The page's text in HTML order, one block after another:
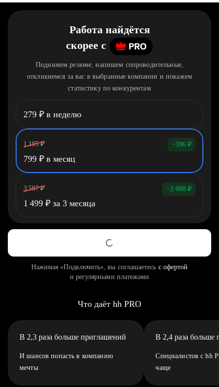
Работа найдётся
скорее c
Поднимем резюме, напишем сопроводительные,
откликнемся за вас в выбранные компании и покажем
статистику по конкурентам
279 ₽ в неделю
1 195 ₽ −396 ₽
799 ₽ в месяц
3 587 ₽ −2 088 ₽
1 499 ₽ за 3 месяца
Нажимая «Подключить», вы соглашаетесь с офертой
и регулярными платежами
Что даёт hh PRO
В 2,3 раза больше приглашений
И шансов попасть в компанию
мечты
В 2,4 раза больше
Специалистов с hh
чаще